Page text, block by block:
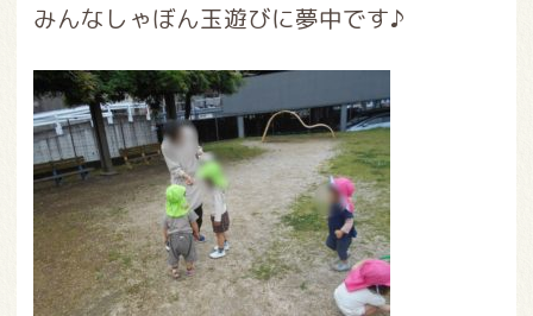
みんなしゃぼん玉遊びに夢中です♪